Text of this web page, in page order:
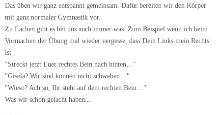
Das üben wir ganz entspannt gemeinsam. Dafür bereiten wir den Körper
mit ganz normaler Gymnastik vor.
Zu Lachen gibt es bei uns auch immer was. Zum Beispiel wenn ich beim
Vormachen der Übung mal wieder vergesse, dass Dein Links mein Rechts
ist .
"Streckt jetzt Euer rechtes Bein nach hinten…"
"Gisela? Wir sind können nicht schweben…"
"Wieso? Ach so, Ihr steht auf dem rechten Bein…"
Was wir schon gelacht haben...